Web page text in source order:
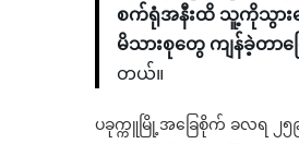
စက်ရုံအနီးထိ သူ့ကိုသွား
မိသားစုတွေ ကျန်ခဲ့တာ
တယ်။
ပခုက္ကူမြို့အခြေစိုက် ခလရ ၂၅